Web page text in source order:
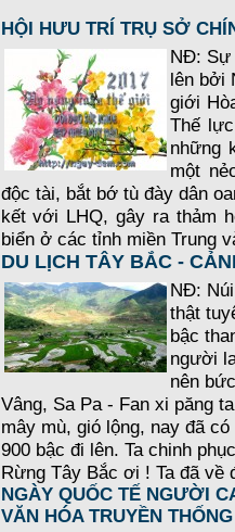
HỘI HƯU TRÍ TRỤ SỞ
NĐ: Sự
lên bởi
giới
Thế
những
một
độc tài, bắt bớ tù đày dân
kết với LHQ, gây ra thảm
biển ở các tỉnh miền Trung
DU LỊCH TÂY BẮC -
NĐ:
thật
bậc
người
nên
Vâng, Sa Pa - Fan xi păng
mây mù, gió lộng, nay đã
900 bậc đi lên. Ta chinh
Rừng Tây Bắc ơi ! Ta đã về
NGÀY QUỐC TẾ NGƯỜI
VĂN HÓA TRUYỀN THỐNG